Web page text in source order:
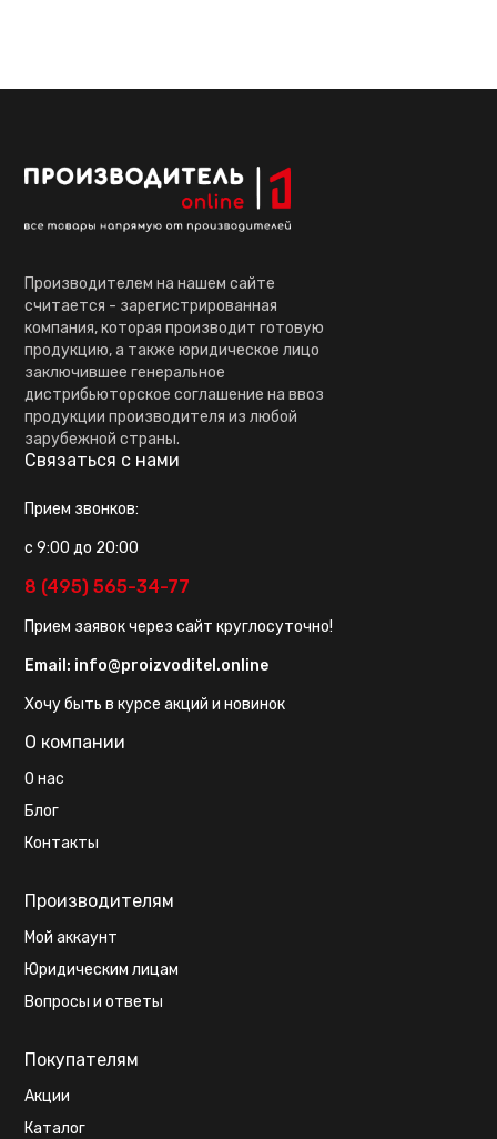
Производителем на нашем сайте
считается - зарегистрированная
компания, которая производит готовую
продукцию, а также юридическое лицо
заключившее генеральное
дистрибьюторское соглашение на ввоз
продукции производителя из любой
зарубежной страны.
Связаться с нами
Прием звонков:
с 9:00 до 20:00
8 (495) 565-34-77
Прием заявок через сайт круглосуточно!
Email: info@proizvoditel.online
Хочу быть в курсе акций и новинок
О компании
О нас
Блог
Контакты
Производителям
Мой аккаунт
Юридическим лицам
Вопросы и ответы
Покупателям
Акции
Каталог